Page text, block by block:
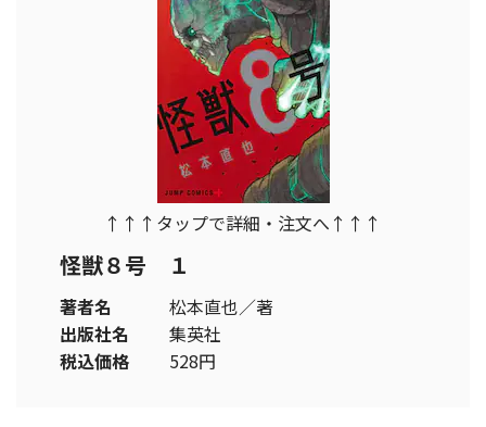
↑↑↑タップで詳細・注文へ↑↑↑
怪獣８号 １
著者名
松本直也／著
出版社名
集英社
税込価格
528円